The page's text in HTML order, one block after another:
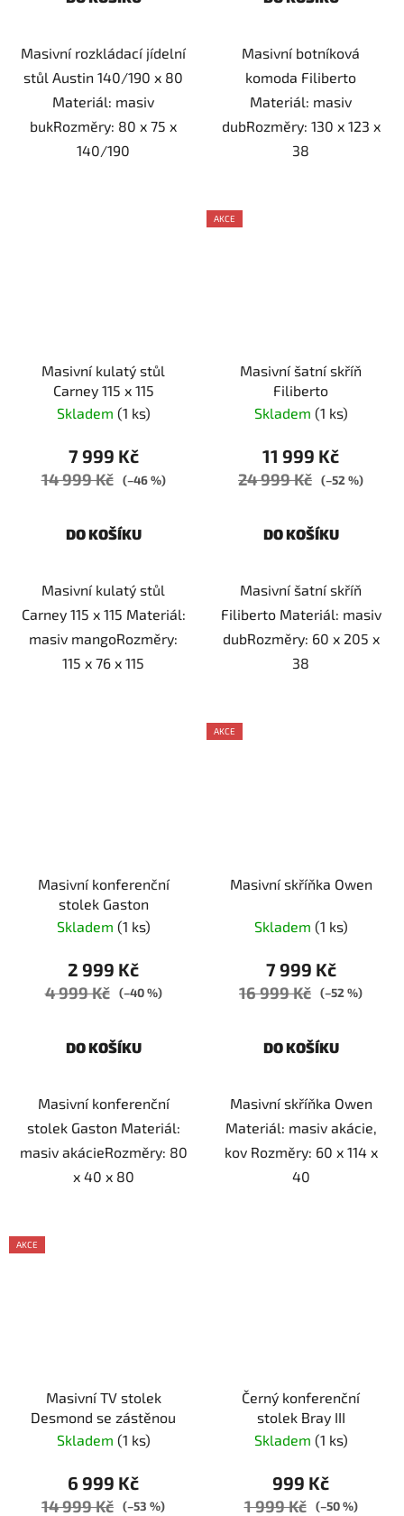
Masivní rozkládací jídelní
stůl Austin 140/190 x 80
Materiál: masiv
bukRozměry: 80 x 75 x
140/190
Masivní botníková
komoda Filiberto
Materiál: masiv
dubRozměry: 130 x 123 x
38
Masivní kulatý stůl
Carney 115 x 115
Skladem (1 ks)
7 999 Kč
14 999 Kč (–46 %)
DO KOŠÍKU
Masivní kulatý stůl
Carney 115 x 115 Materiál:
masiv mangoRozměry:
115 x 76 x 115
AKCE
Masivní šatní skříň
Filiberto
Skladem (1 ks)
11 999 Kč
24 999 Kč (–52 %)
DO KOŠÍKU
Masivní šatní skříň
Filiberto Materiál: masiv
dubRozměry: 60 x 205 x
38
Masivní konferenční
stolek Gaston
Skladem (1 ks)
2 999 Kč
4 999 Kč (–40 %)
DO KOŠÍKU
Masivní konferenční
stolek Gaston Materiál:
masiv akácieRozměry: 80
x 40 x 80
AKCE
Masivní skříňka Owen
Skladem (1 ks)
7 999 Kč
16 999 Kč (–52 %)
DO KOŠÍKU
Masivní skříňka Owen
Materiál: masiv akácie,
kov Rozměry: 60 x 114 x
40
AKCE
Masivní TV stolek
Desmond se zástěnou
Skladem (1 ks)
6 999 Kč
14 999 Kč (–53 %)
Černý konferenční
stolek Bray III
Skladem (1 ks)
999 Kč
1 999 Kč (–50 %)